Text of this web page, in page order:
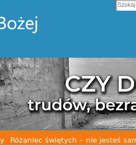
Różaniec świętych – nie jesteś